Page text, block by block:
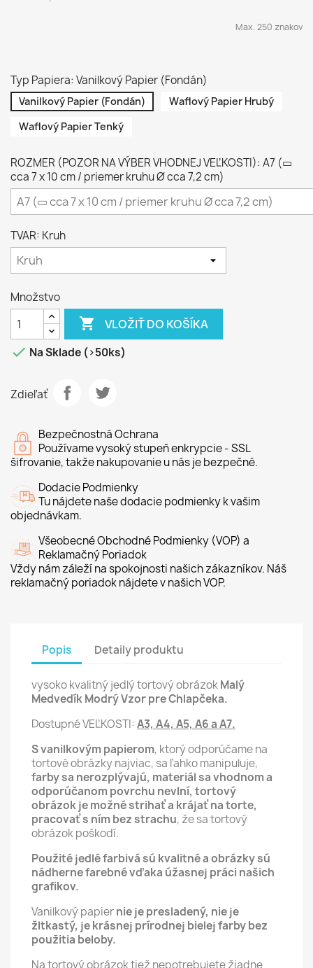
Max. 250 znakov
Typ Papiera: Vanilkový Papier (Fondán)
Vanilkový Papier (Fondán)
Waflový Papier Hrubý
Waflový Papier Tenký
ROZMER (POZOR NA VÝBER VHODNEJ VEĽKOSTI): A7 (▭
cca 7 x 10 cm / priemer kruhu Ø cca 7,2 cm)
TVAR: Kruh
Množstvo
 VLOŽIŤ DO KOŠÍKA
 Na Sklade (>50ks)
Zdieľať
Bezpečnostná Ochrana
Používame vysoký stupeň enkrypcie - SSL
šifrovanie, takže nakupovanie u nás je bezpečné.
Dodacie Podmienky
Tu nájdete naše dodacie podmienky k vašim
objednávkam.
Všeobecné Obchodné Podmienky (VOP) a
Reklamačný Poriadok
Vždy nám záleží na spokojnosti našich zákazníkov. Náš
reklamačný poriadok nájdete v našich VOP.
Popis Detaily produktu
vysoko kvalitný jedlý tortový obrázokMalý
Medvedík Modrý Vzor pre Chlapčeka.
Dostupné VEĽKOSTI: A3, A4, A5, A6 a A7.
S vanilkovým papierom, ktorý odporúčame na
tortové obrázky najviac, sa ľahko manipuluje,
farby sa nerozplývajú, materiál sa vhodnom a
odporúčanom povrchu nevlní, tortový
obrázok je možné strihať a krájať na torte,
pracovať s ním bez strachu, že sa tortový
obrázok poškodí.
Použité jedlé farbivá sú kvalitné a obrázky sú
nádherne farebné vďaka úžasnej práci našich
grafikov.
Vanilkový papiernie je presladený, nie je
žltkastý, je krásnej prírodnej bielej farby bez
použitia beloby.
Na tortový obrázok tiež nepotrebujete žiadne